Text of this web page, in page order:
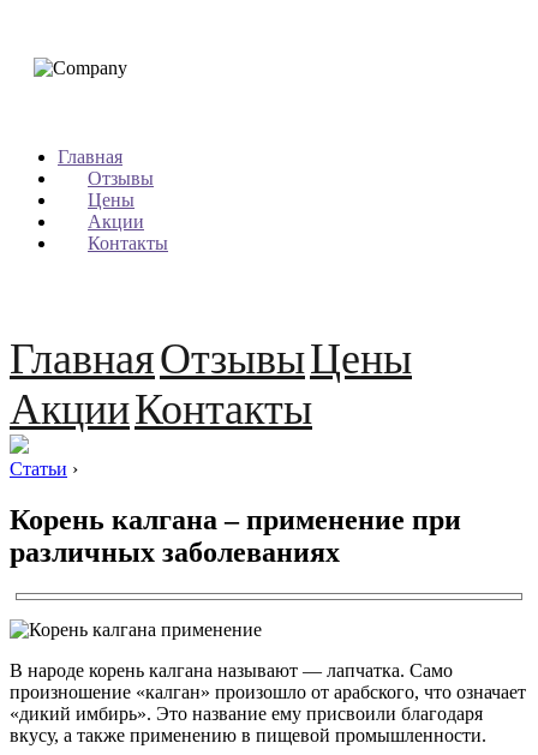
Главная
Отзывы
Цены
Акции
Контакты
ГлавнаяОтзывыЦены
АкцииКонтакты
Статьи ›
Корень калгана – применение при
различных заболеваниях
В народе корень калгана называют — лапчатка. Само
произношение «калган» произошло от арабского, что означает
«дикий имбирь». Это название ему присвоили благодаря
вкусу, а также применению в пищевой промышленности.